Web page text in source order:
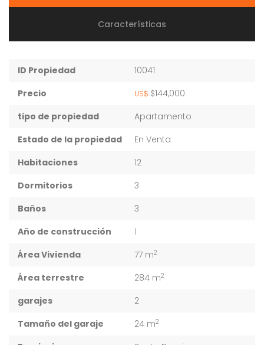
Características
ID Propiedad
10041
Precio
US$ $144,000
tipo de propiedad
Apartamento
Estado de la propiedad
En Venta
Habitaciones
12
Dormitorios
3
Baños
3
Año de construcción
1
Área Vivienda
77 m2
Área terrestre 284 m2
garajes
2
Tamaño del garaje
24 m2